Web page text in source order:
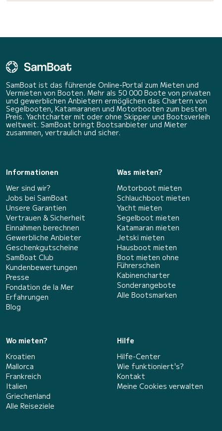
SamBoat ist das führende Online-Portal zum Mieten und
Vermieten von Booten. Mehr als 50 000 Boote von privaten
und gewerblichen Anbietern ermöglichen das Chartern von
Segelbooten, Katamaranen und Motorbooten zum besten
Preis. Yachtcharter mit oder ohne Skipper und Bootsverleih
weltweit. SamBoat bringt Bootsanbieter und Mieter
zusammen, vertraulich und sicher.
Informationen
Wer sind wir?
Jobs bei SamBoat
Unsere Garantien
Vertrauen & Sicherheit
Einnahmen berechnen
Gewerbliche Anbieter
Geschenkgutscheine
SamBoat Club
Kundenbewertungen
Presse
Fondation de la Mer
Erfahrungen
Blog
Was mieten?
Motorboot mieten
Schlauchboot mieten
Yacht mieten
Segelboot mieten
Katamaran mieten
Jetski mieten
Hausboot mieten
Boot mieten ohne
Führerschein
Kabinencharter
Sonderangebote
Alle Bootsmarken
Wo mieten?
Kroatien
Mallorca
Frankreich
Italien
Griechenland
Alle Reiseziele
Hilfe
Hilfe-Center
Wie funktioniert's?
Kontakt
Meine Cookies verwalten